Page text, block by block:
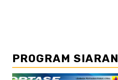
PROGRAM SIARAN